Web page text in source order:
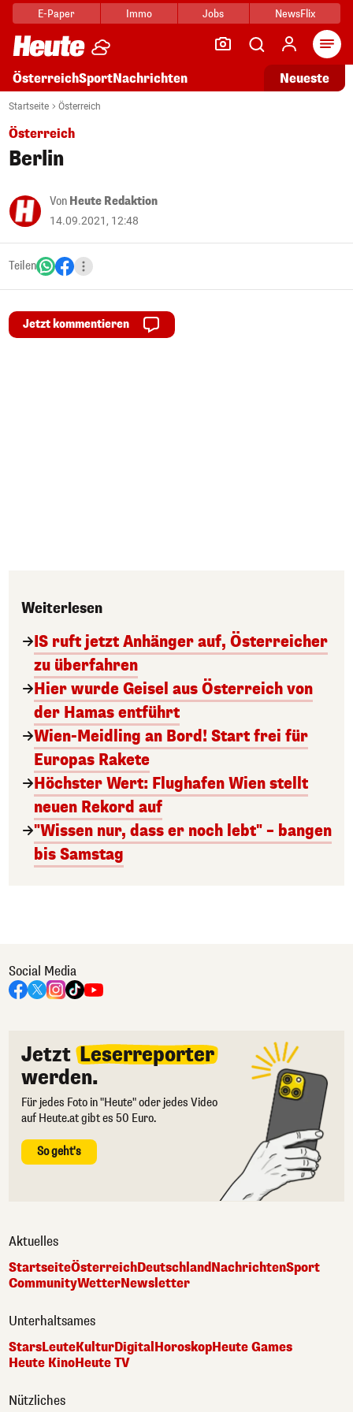
E-Paper Immo Jobs NewsFlix
ÖsterreichSportNachrichten Neueste
Startseite Österreich
Österreich
Berlin
Von Heute Redaktion
14.09.2021, 12:48
Teilen
Jetzt kommentieren
Weiterlesen
IS ruft jetzt Anhänger auf, Österreicher
zu überfahren
Hier wurde Geisel aus Österreich von
der Hamas entführt
Wien-Meidling an Bord! Start frei für
Europas Rakete
Höchster Wert: Flughafen Wien stellt
neuen Rekord auf
"Wissen nur, dass er noch lebt" – bangen
bis Samstag
Social Media
Jetzt Leserreporter
werden.
Für jedes Foto in "Heute" oder jedes Video
auf Heute.at gibt es 50 Euro.
So geht's
Aktuelles
StartseiteÖsterreichDeutschlandNachrichtenSport
CommunityWetterNewsletter
Unterhaltsames
StarsLeuteKulturDigital HoroskopHeute Games
Heute KinoHeute TV
Nützliches